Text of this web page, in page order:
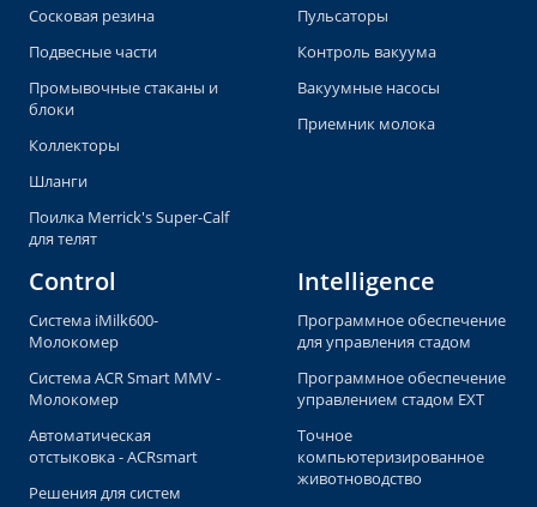
Сосковая резина
Подвесные части
Промывочные стаканы и
блоки
Коллекторы
Шланги
Поилка Merrick's Super-Calf
для телят
Пульсаторы
Контроль вакуума
Вакуумные насосы
Приемник молока
Control
Система iMilk600-
Молокомер
Система ACR Smart MMV -
Молокомер
Автоматическая
отстыковка - ACRsmart
Решения для систем
Intelligence
Программное обеспечение
для управления стадом
Программное обеспечение
управлением стадом EXT
Точное
компьютеризированное
животноводство